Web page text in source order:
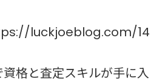
luckjoeblog.com/14
格と査定スキルが手に入